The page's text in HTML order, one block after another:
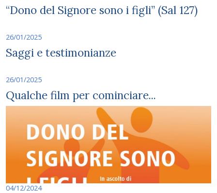
“Dono del Signore sono i figli” (Sal 127)
26/01/2025
Saggi e testimonianze
26/01/2025
Qualche film per cominciare...
04/12/2024